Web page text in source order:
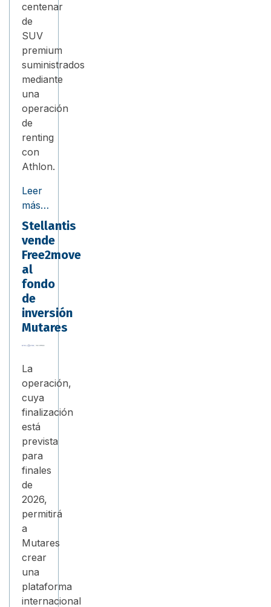
centenar
de
SUV
premium
suministrados
mediante
una
operación
de
renting
con
Athlon.
Leer
más…
Stellantis
vende
Free2move
al
fondo
de
inversión
Mutares
La
operación,
cuya
finalización
está
prevista
para
finales
de
2026,
permitirá
a
Mutares
crear
una
plataforma
internacional